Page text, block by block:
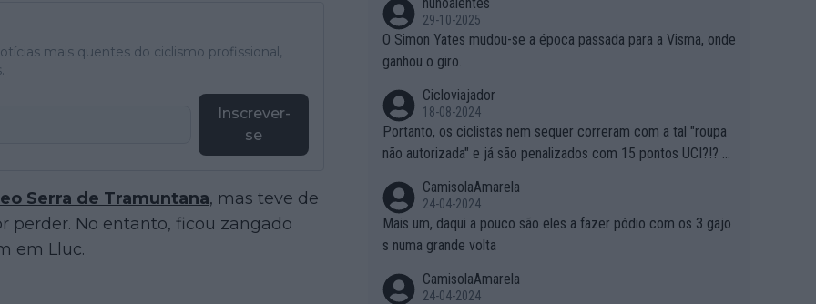
mais quentes do ciclismo profissional,
Inscrever-
se
Serra de Tramuntana, mas teve de
perder. No entanto, ficou zangado
em Lluc.
pado? 29-10-2025
O Simon Yates mudou-se a época passada para a Visma, onde
ganhou o giro.
Cicloviajador
18-08-2024
Portanto, os ciclistas nem sequer correram com a tal "roupa
não autorizada" e já são penalizados com 15 pontos UCI?!? S
entende... Mas penalizar os atletas retirando-lhes pontos??? Is
to é roubar na secretaria o que os atletas conquistam na estra
da!
CamisolaAmarela
24-04-2024
Mais um, daqui a pouco são eles a fazer pódio com os 3 gajo
s numa grande volta
CamisolaAmarela
24-04-2024